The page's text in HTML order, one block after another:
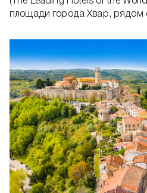
площади города Хвар, рядом